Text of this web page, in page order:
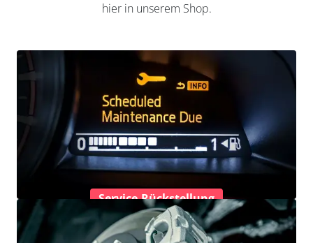
hier in unserem Shop.
Service-Rückstellung